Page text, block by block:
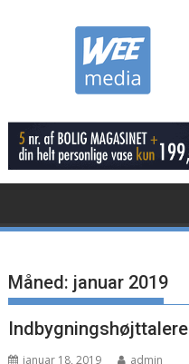
Måned: januar 2019
Indbygningshøjttalere
januar 18, 2019 admin